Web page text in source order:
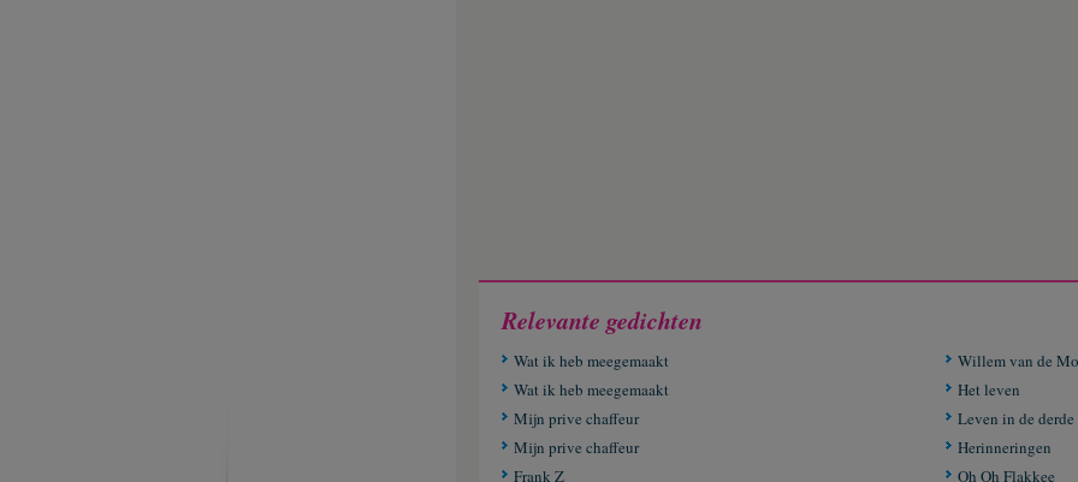
Relevante gedichten
Wat ik heb meegemaakt
Wat ik heb meegemaakt
Mijn prive chaffeur
Mijn prive chaffeur
Frank Z
Willem van de
Het leven
Leven in de
Herinneringen
Oh Oh Flakkee